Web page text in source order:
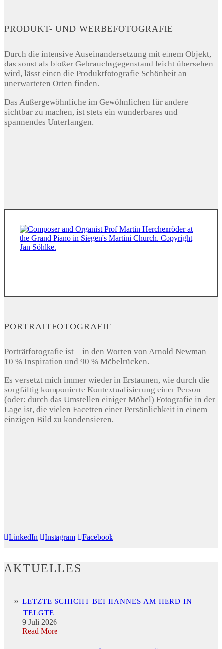
PRODUKT- UND WERBEFOTOGRAFIE
Durch die intensive Auseinandersetzung mit einem Objekt,
das sonst als bloßer Gebrauchsgegenstand leicht übersehen
wird, lässt einen die Produktfotografie Schönheit an
unerwarteten Orten finden.
Das Außergewöhnliche im Gewöhnlichen für andere
sichtbar zu machen, ist stets ein wunderbares und
spannendes Unterfangen.
PORTRAITFOTOGRAFIE
Porträtfotografie ist – in den Worten von Arnold Newman –
10 % Inspiration und 90 % Möbelrücken.
Es versetzt mich immer wieder in Erstaunen, wie durch die
sorgfältig komponierte Kontextualisierung einer Person
(oder: durch das Umstellen einiger Möbel) Fotografie in der
Lage ist, die vielen Facetten einer Persönlichkeit in einem
einzigen Bild zu kondensieren.
LinkedIn Instagram Facebook
AKTUELLES
LETZTE SCHICHT BEI HANNES AM HERD IN
TELGTE
9 Juli 2026
Read More